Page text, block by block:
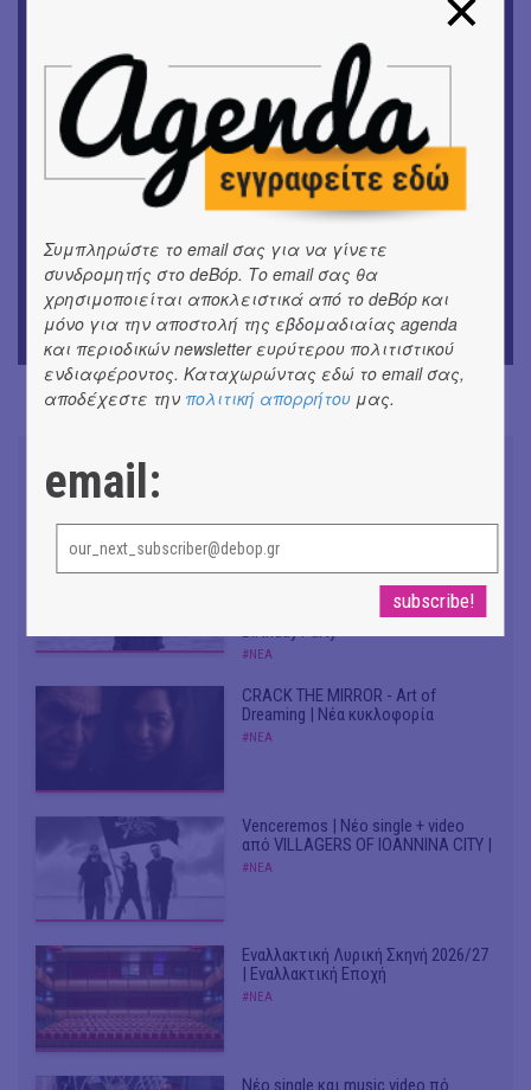
ΘΕΑΤΡΟ / ΧΟΡΟΣ
«Μήδεια» του Ευριπίδη | Σκην.: Nikita Milivojević
ΜΟΥΣΙΚΗ
9o Φεστιβάλ Στρογγύλη στη Σαντορίνη
«Ίων» του Ευρυπίδη
Οι Λόγος Τιμής σε πανελλαδική περιοδεία για την
παρουσίαση του νέου album
Don't Let Me Be Misunderstood |
Alexandros Livitsanos, Willem
Dafoe, Czech Studio Orchestra |
Από το soundtrack της ταινίας "The
Birthday Party"
#ΝΕΑ
CRACK THE MIRROR - Art of
Dreaming | Νέα κυκλοφορία
#ΝΕΑ
Venceremos | Νέο single + video
από VILLAGERS OF IOANNINA CITY |
#ΝΕΑ
Εναλλακτική Λυρική Σκηνή 2026/27
| Εναλλακτική Εποχή
#ΝΕΑ
Νέο single και music video πό
Συμπληρώστε το email σας για να γίνετε
συνδρομητής στο deBόp. Το email σας θα
χρησιμοποιείται αποκλειστικά από το deBόp και
μόνο για την αποστολή της εβδομαδιαίας agenda
και περιοδικών newsletter ευρύτερου πολιτιστικού
ενδιαφέροντος. Καταχωρώντας εδώ το email σας,
αποδέχεστε την πολιτική απορρήτου μας.
email: